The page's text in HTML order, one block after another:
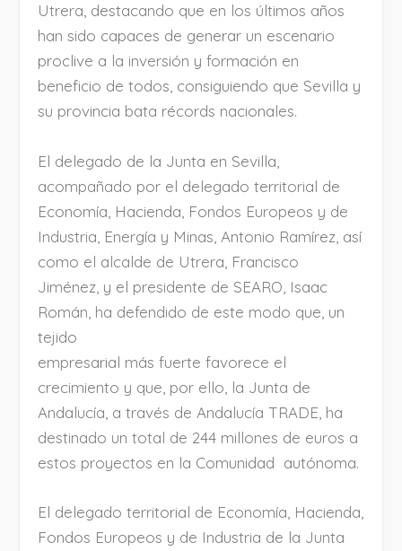
Utrera, destacando que en los últimos años
han sido capaces de generar un escenario
proclive a la inversión y formación en
beneficio de todos, consiguiendo que Sevilla y
su provincia bata récords nacionales.
El delegado de la Junta en Sevilla,
acompañado por el delegado territorial de
Economía, Hacienda, Fondos Europeos y de
Industria, Energía y Minas, Antonio Ramírez, así
como el alcalde de Utrera, Francisco
Jiménez, y el presidente de SEARO, Isaac
Román, ha defendido de este modo que, un
tejido
empresarial más fuerte favorece el
crecimiento y que, por ello, la Junta de
Andalucía, a través de Andalucía TRADE, ha
destinado un total de 244 millones de euros a
estos proyectos en la Comunidad autónoma.
El delegado territorial de Economía, Hacienda,
Fondos Europeos y de Industria de la Junta